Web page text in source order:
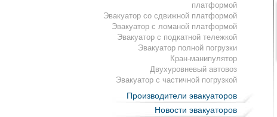
платформой
Эвакуатор со сдвижной платформой
Эвакуатор с ломаной платформой
Эвакуатор с подкатной тележкой
Эвакуатор полной погрузки
Кран-манипулятор
Двухуровневый автовоз
Эвакуатор с частичной погрузкой
Производители эвакуаторов
Новости эвакуаторов